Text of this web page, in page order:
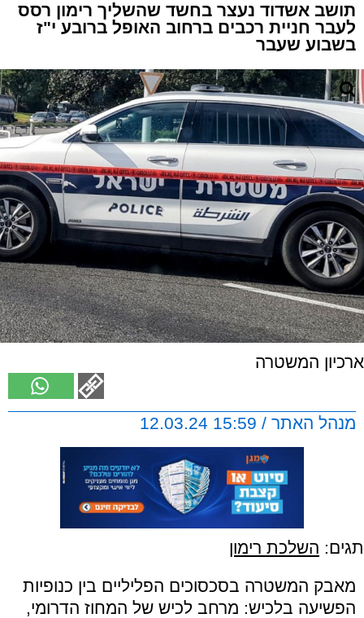
תושב אשדוד נעצר בחשד שהשליך רימון רסס
לעבר חניית רכבים ברחוב האופל ברובע י"ז
בשבוע שעבר
ארכיון המשטרה
מנהל האתר / 15:59 12.03.24
תגים: השלכת רימון
מאבק המשטרה בסכסוכים הפליליים בין כנופיות
הפשיעה בלכיש: מרחב לכיש של המחוז הדרומי,